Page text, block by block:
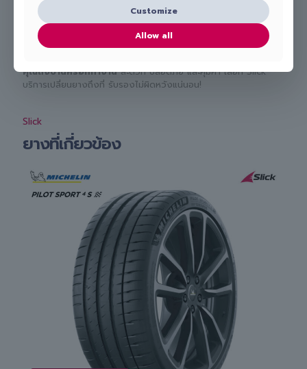
โทร.
Line:@slick_auto
เรามีทีมงานมืออาชีพพร้อมดูแลและเปลี่ยนยางรถยนต์
คุณถึงบ้านหรือที่ทำงานสะดวก ปลอดภัย และคุ้มค่า เลือก Slick
บริการเปลี่ยนยางถึงที่ รับรองไม่ผิดหวังแน่นอน!
Slick
ยางที่เกี่ยวข้อง
Customize
Allow all